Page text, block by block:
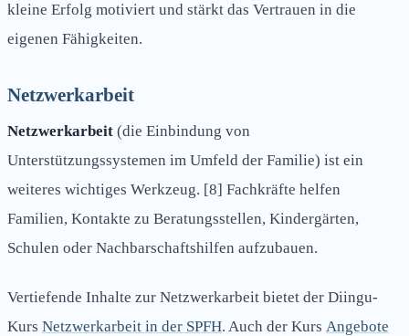
kleine Erfolg motiviert und stärkt das Vertrauen in die
eigenen Fähigkeiten.
Netzwerkarbeit
Netzwerkarbeit (die Einbindung von
Unterstützungssystemen im Umfeld der Familie) ist ein
weiteres wichtiges Werkzeug. [8] Fachkräfte helfen
Familien, Kontakte zu Beratungsstellen, Kindergärten,
Schulen oder Nachbarschaftshilfen aufzubauen.
Vertiefende Inhalte zur Netzwerkarbeit bietet der Diingu-
Kurs Netzwerkarbeit in der SPFH. Auch der Kurs Angebote